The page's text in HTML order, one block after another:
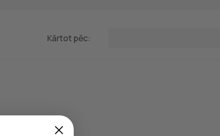
Kārtot pēc: